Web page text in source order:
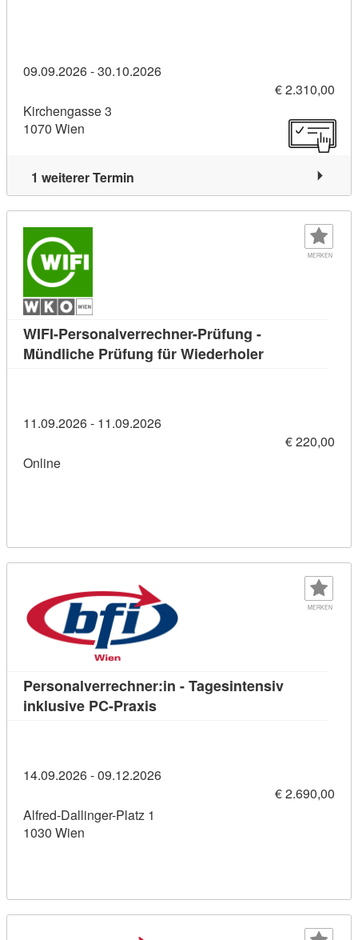
09.09.2026 - 30.10.2026
€ 2.310,00
Kirchengasse 3
1070 Wien
1 weiterer Termin
MERKEN
WIFI-Personalverrechner-Prüfung -
Mündliche Prüfung für WiederholerKursdetail:
11.09.2026 - 11.09.2026
€ 220,00
Online
MERKEN
Personalverrechner:in - Tagesintensiv
inklusive PC-PraxisKursdetail:
14.09.2026 - 09.12.2026
€ 2.690,00
Alfred-Dallinger-Platz 1
1030 Wien